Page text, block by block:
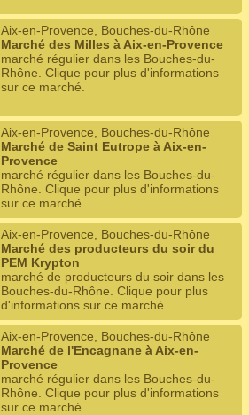
Aix-en-Provence, Bouches-du-Rhône
Marché des Milles à Aix-en-Provence
marché régulier dans les Bouches-du-
Rhône. Clique pour plus d'informations
sur ce marché.
Aix-en-Provence, Bouches-du-Rhône
Marché de Saint Eutrope à Aix-en-
Provence
marché régulier dans les Bouches-du-
Rhône. Clique pour plus d'informations
sur ce marché.
Aix-en-Provence, Bouches-du-Rhône
Marché des producteurs du soir du
PEM Krypton
marché de producteurs du soir dans les
Bouches-du-Rhône. Clique pour plus
d'informations sur ce marché.
Aix-en-Provence, Bouches-du-Rhône
Marché de l'Encagnane à Aix-en-
Provence
marché régulier dans les Bouches-du-
Rhône. Clique pour plus d'informations
sur ce marché.